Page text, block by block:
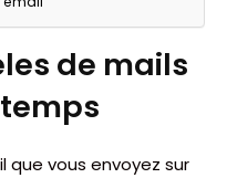
de mails
que vous envoyez sur